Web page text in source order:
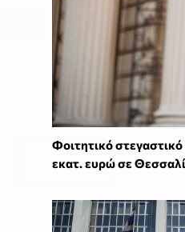
Φοιτητικό
εκατ. ευρώ σε